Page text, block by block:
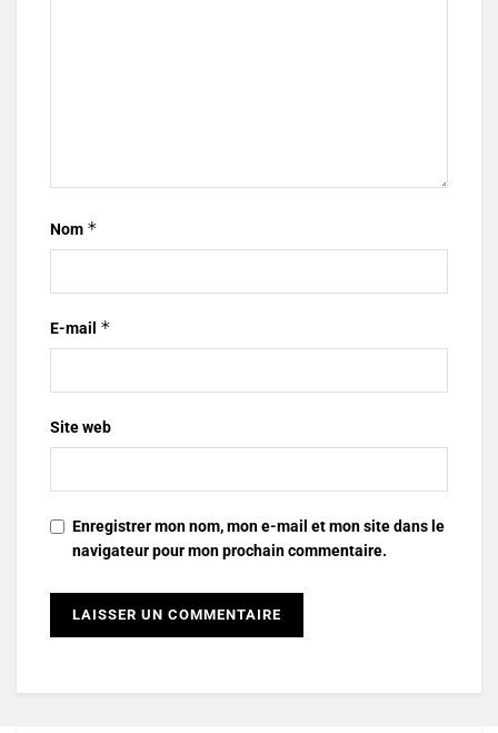
Nom *
E-mail *
Site web
Enregistrer mon nom, mon e-mail et mon site dans le
navigateur pour mon prochain commentaire.